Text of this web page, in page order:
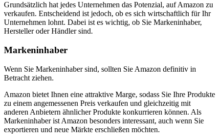
Grundsätzlich hat jedes Unternehmen das Potenzial, auf Amazon zu
verkaufen. Entscheidend ist jedoch, ob es sich wirtschaftlich für Ihr
Unternehmen lohnt. Dabei ist es wichtig, ob Sie Markeninhaber,
Hersteller oder Händler sind.
Markeninhaber
Wenn Sie Markeninhaber sind, sollten Sie Amazon definitiv in
Betracht ziehen.
Amazon bietet Ihnen eine attraktive Marge, sodass Sie Ihre Produkte
zu einem angemessenen Preis verkaufen und gleichzeitig mit
anderen Anbietern ähnlicher Produkte konkurrieren können. Als
Markeninhaber ist Amazon besonders interessant, auch wenn Sie
exportieren und neue Märkte erschließen möchten.